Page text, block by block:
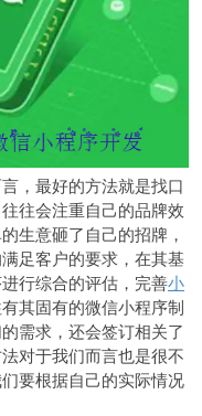
，最好的方法就是找口
往会注重自己的品牌效
生意砸了自己的招牌，
足客户的要求，在其基
行综合的评估，完善小
其固有的微信小程序制
需求，还会签订相关了
对于我们而言也是很不
要根据自己的实际情况